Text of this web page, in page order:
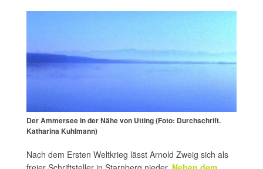
Der Ammersee in der Nähe von Utting (Foto: Durchschrift.
Katharina Kuhlmann)
Nach dem Ersten Weltkrieg lässt Arnold Zweig sich als